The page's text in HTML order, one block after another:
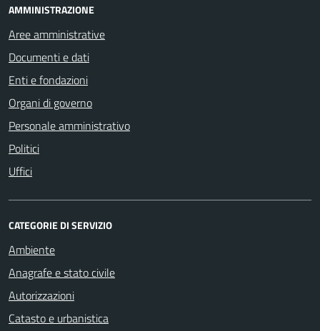
AMMINISTRAZIONE
Aree amministrative
Documenti e dati
Enti e fondazioni
Organi di governo
Personale amministrativo
Politici
Uffici
CATEGORIE DI SERVIZIO
Ambiente
Anagrafe e stato civile
Autorizzazioni
Catasto e urbanistica